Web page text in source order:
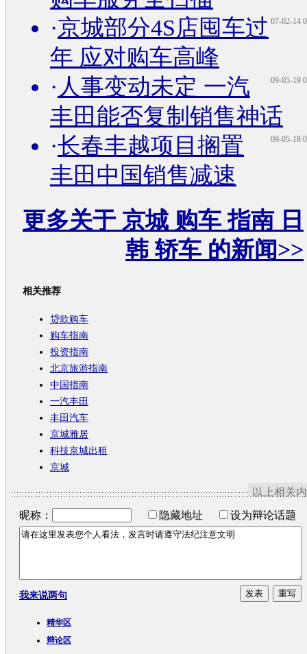
07-02-14
·京城部分4S店囤车过
年 应对购车高峰
09-05-19
· 人事变动未定 一汽
丰田能否复制销售神话
09-05-18
·长春丰越项目搁置
丰田中国销售减速
更多关于 京城 购车 指南 日
韩 轿车 的新闻>>
相关推荐
贷款购车
购车指南
投资指南
北京旅游指南
中国指南
一汽丰田
丰田汽车
京城雅居
科技京城出租
京城
以上相关
昵称：
隐藏地址 设为辩论话题
我来说两句
精华区
辩论区